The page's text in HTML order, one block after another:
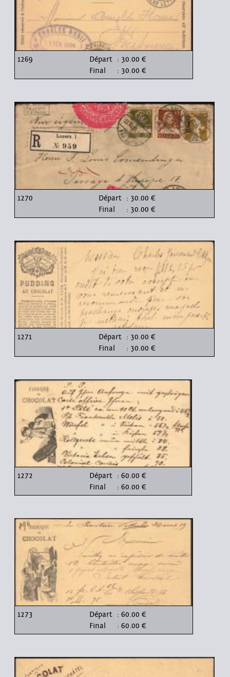
1269 Départ : 30.00 €
Final
: 30.00 €
1270 Départ : 30.00 €
Final
: 30.00 €
1271 Départ : 30.00 €
Final
: 30.00 €
1272 Départ : 60.00 €
Final
: 60.00 €
1273 Départ : 60.00 €
Final
: 60.00 €